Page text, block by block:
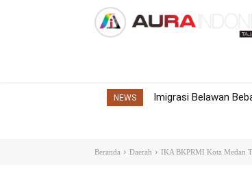
NEWS Imigrasi Belawan
Beranda Daerah IKA BKPRMI Kota Medan